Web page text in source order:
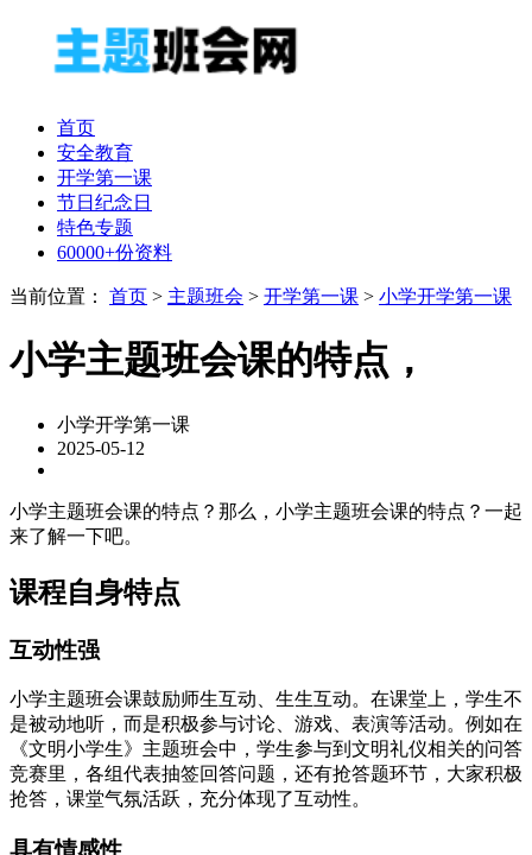
首页
安全教育
开学第一课
节日纪念日
特色专题
60000+份资料
当前位置： 首页 > 主题班会 > 开学第一课 > 小学开学第一课
小学主题班会课的特点，
小学开学第一课
2025-05-12
小学主题班会课的特点？那么，小学主题班会课的特点？一起
来了解一下吧。
课程自身特点
互动性强
小学主题班会课鼓励师生互动、生生互动。在课堂上，学生不
是被动地听，而是积极参与讨论、游戏、表演等活动。例如在
《文明小学生》主题班会中，学生参与到文明礼仪相关的问答
竞赛里，各组代表抽签回答问题，还有抢答题环节，大家积极
抢答，课堂气氛活跃，充分体现了互动性。
具有情感性